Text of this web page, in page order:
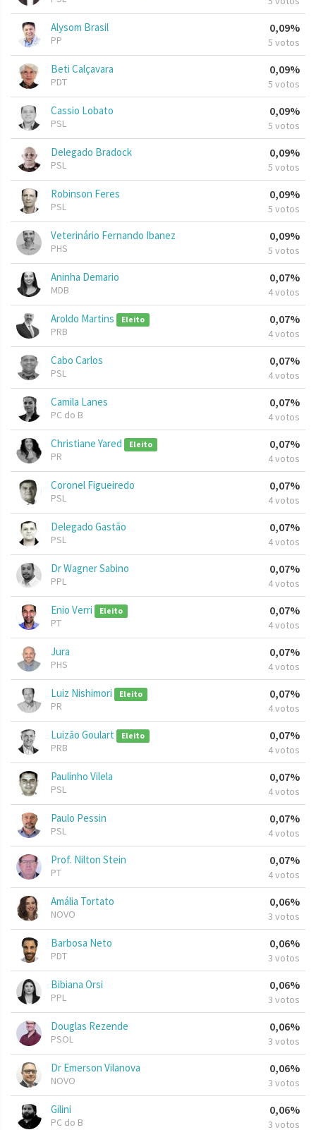
Alysom Brasil
PP
0,09%
5 votos
Beti Calçavara
PDT
0,09%
5 votos
Cassio Lobato
PSL
0,09%
5 votos
Delegado Bradock
PSL
0,09%
5 votos
Robinson Feres
PSL
0,09%
5 votos
Veterinário Fernando Ibanez
PHS
0,09%
5 votos
Aninha Demario
MDB
0,07%
4 votos
Aroldo Martins Eleito
PRB
0,07%
4 votos
Cabo Carlos
PSL
0,07%
4 votos
Camila Lanes
PC do B
0,07%
4 votos
Christiane Yared Eleito
PR
0,07%
4 votos
Coronel Figueiredo
PSL
0,07%
4 votos
Delegado Gastão
PSL
0,07%
4 votos
Dr Wagner Sabino
PPL
0,07%
4 votos
Enio Verri Eleito
PT
0,07%
4 votos
Jura
PHS
0,07%
4 votos
Luiz Nishimori Eleito
PR
0,07%
4 votos
Luizão Goulart Eleito
PRB
0,07%
4 votos
Paulinho Vilela
PSL
0,07%
4 votos
Paulo Pessin
PSL
0,07%
4 votos
Prof. Nilton Stein
PT
0,07%
4 votos
Amália Tortato
NOVO
0,06%
3 votos
Barbosa Neto
PDT
0,06%
3 votos
Bibiana Orsi
PPL
0,06%
3 votos
Douglas Rezende
PSOL
0,06%
3 votos
Dr Emerson Vilanova
NOVO
0,06%
3 votos
Gilini
PC do B
0,06%
3 votos